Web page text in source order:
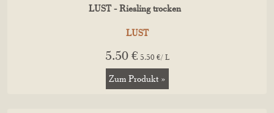
LUST - Riesling trocken
LUST
5.50 € 5.50 €/ L
Zum Produkt »